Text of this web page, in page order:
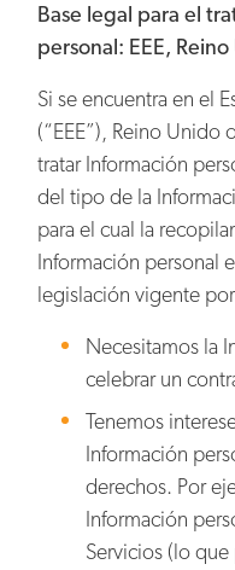
Base legal para el
personal: EEE,
Si se encuentra en el
(“EEE”), Reino Unido
tratar Información
del tipo de la
para el cual la
Información personal
legislación vigente
Necesitamos la
celebrar un
Tenemos
Información
derechos. Por
Información
Servicios (lo